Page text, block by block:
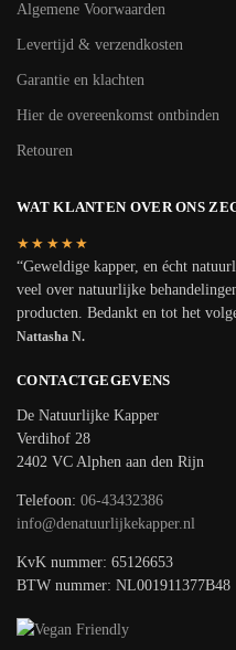
Algemene Voorwaarden
Levertijd & verzendkosten
Garantie en klachten
Hier de overeenkomst ontbinden
Retouren
WAT KLANTEN OVER ONS
★★★★★
“Geweldige kapper, en écht
veel over natuurlijke
producten. Bedankt en tot het
Nattasha N.
CONTACTGEGEVENS
De Natuurlijke Kapper
Verdihof 28
2402 VC Alphen aan den Rijn
Telefoon: 06-43432386
info@denatuurlijkekapper.nl
KvK nummer: 65126653
BTW nummer: NL001911377B48